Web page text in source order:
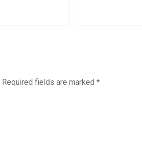
Required fields are marked *